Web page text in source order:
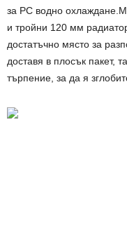
за PC водно
и тройни 120 мм
достатъчно място за
доставя в плосък пакет,
търпение, за да я